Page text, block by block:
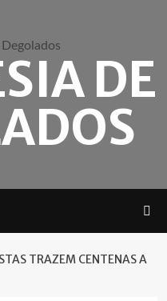
DE
TRAZEM CENTENAS A